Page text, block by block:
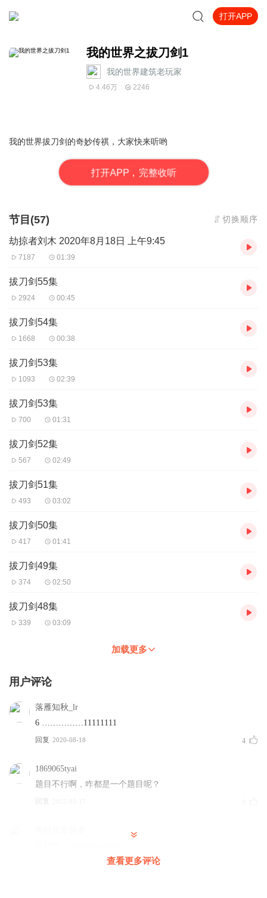
打开APP
我的世界之拔刀剑1
我的世界建筑老玩家
4.46万 2246
我的世界拔刀剑的奇妙传祺，大家快来听哟
打开APP，完整收听
节目(57) 切换顺序
劫掠者刘木 2020年8月18日 上午9:45
7187 01:39
拔刀剑55集
2924 00:45
拔刀剑54集
1668 00:38
拔刀剑53集
1093 02:39
拔刀剑53集
700 01:31
拔刀剑52集
567 02:49
拔刀剑51集
493 03:02
拔刀剑50集
417 01:41
拔刀剑49集
374 02:50
拔刀剑48集
339 03:09
加载更多
用户评论
落雁知秋_lr
6 ……………11111111
回复 2020-08-18 4
1869065tyai
题目不行啊，咋都是一个题目呢？
回复
查看更多评论